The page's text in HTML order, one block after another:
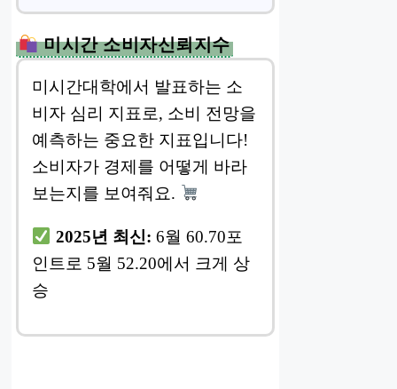
미시간 소비자신뢰지수
미시간대학에서 발표하는 소
비자 심리 지표로, 소비 전망을
예측하는 중요한 지표입니다!
소비자가 경제를 어떻게 바라
보는지를 보여줘요.
2025년 최신: 6월 60.70포
인트로 5월 52.20에서 크게 상
승